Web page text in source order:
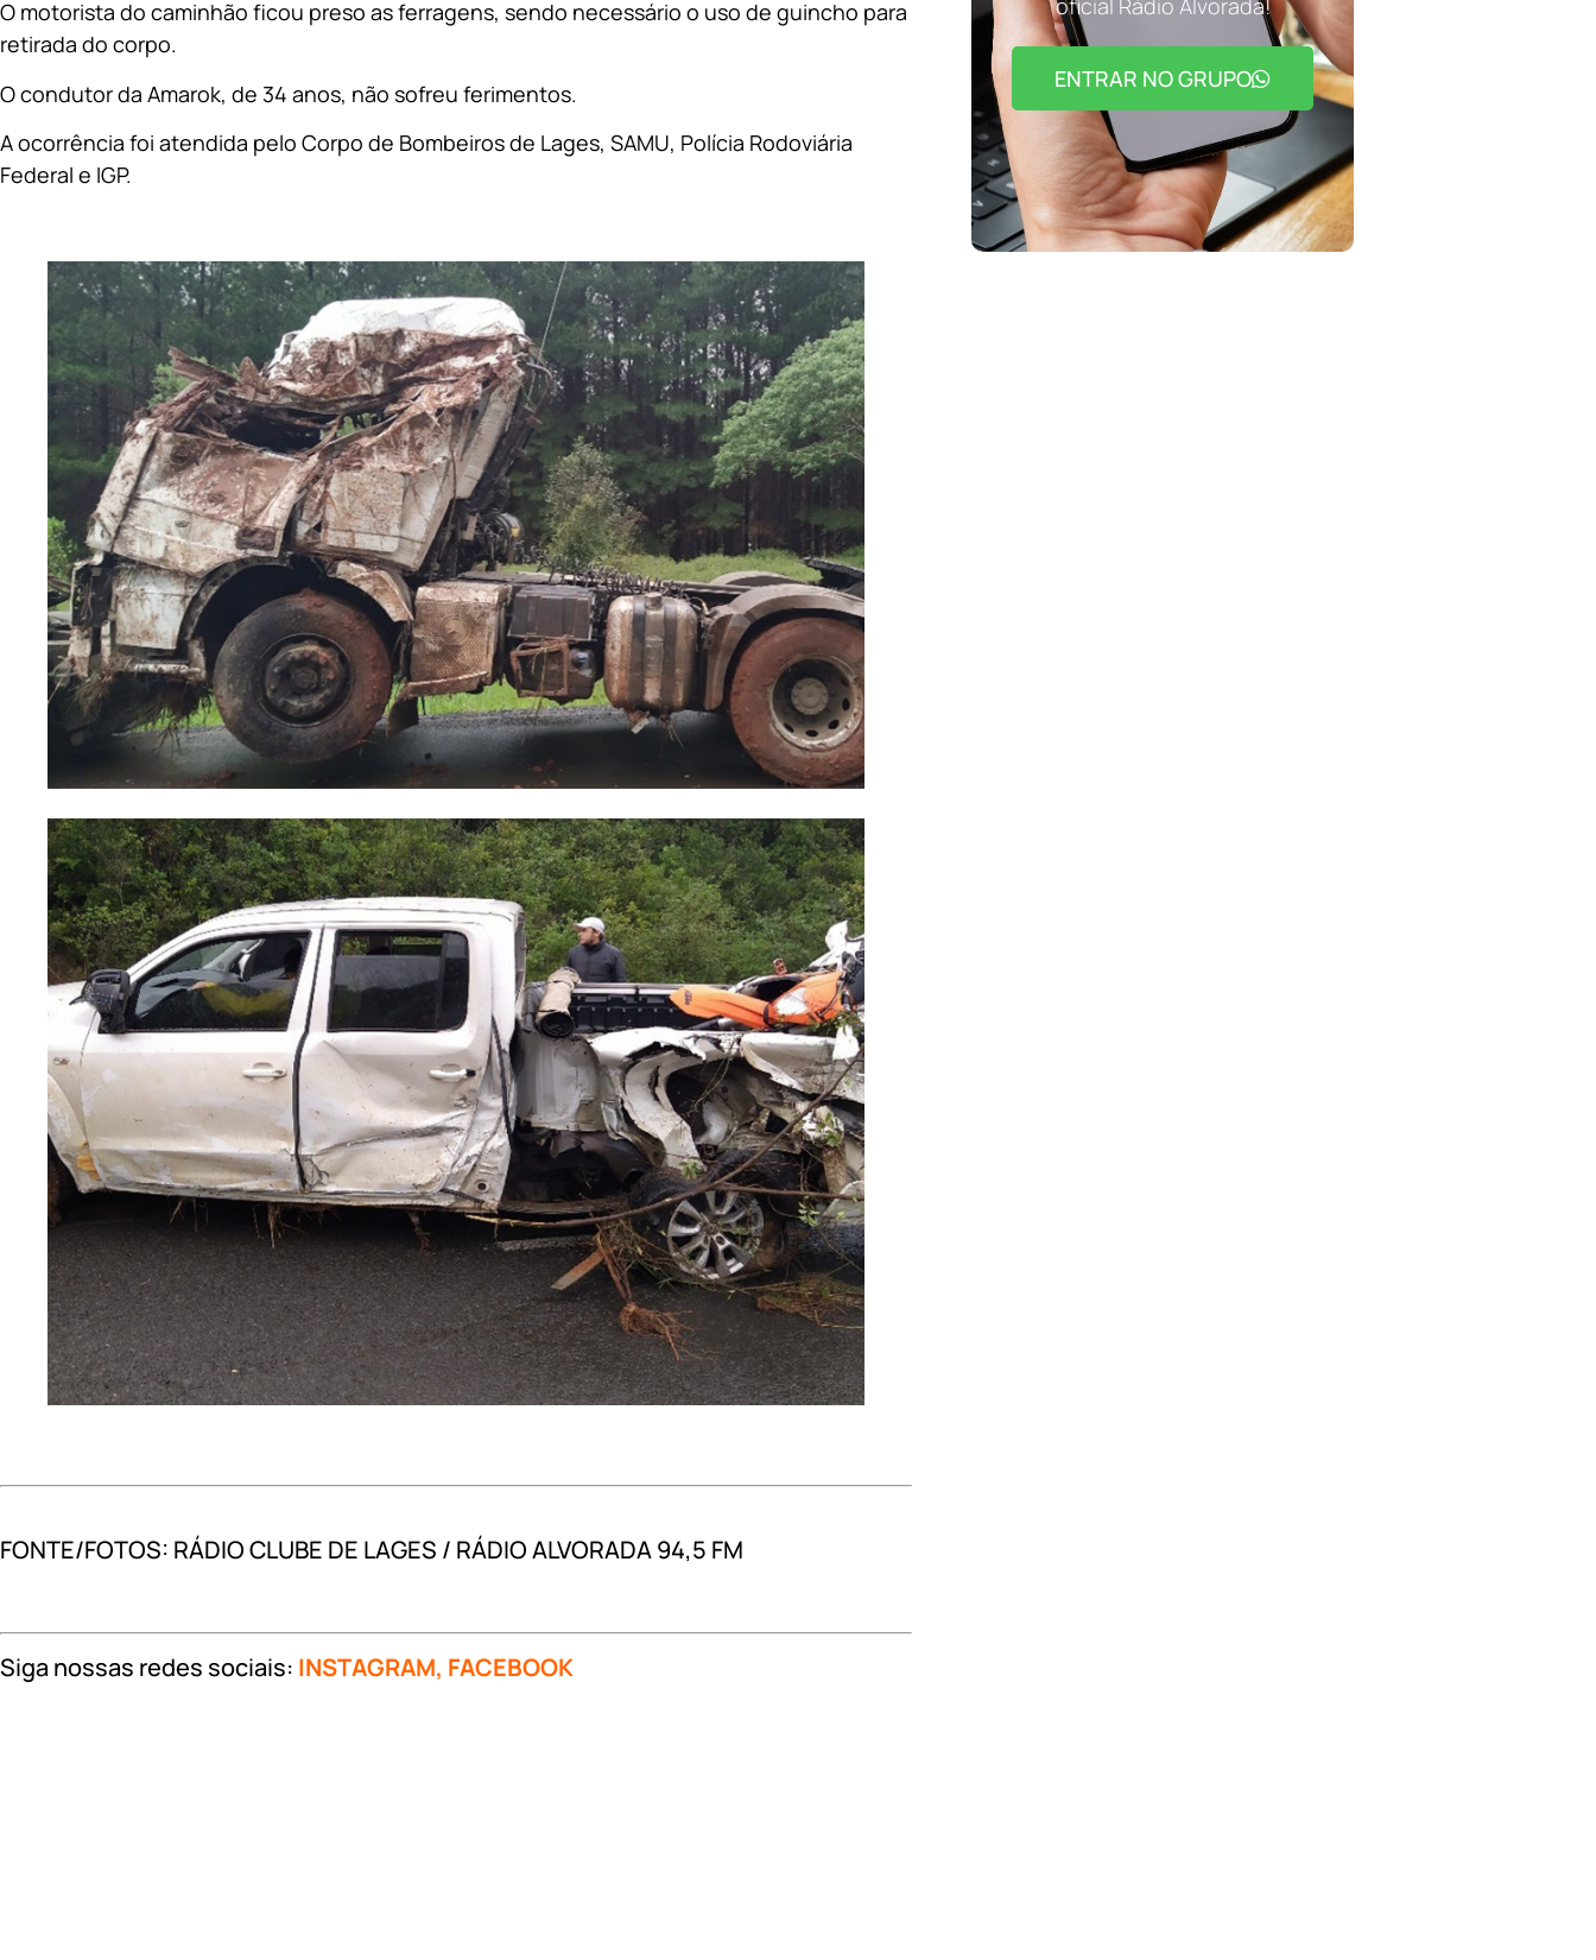
O motorista do caminhão ficou preso as ferragens, sendo necessário o uso de guincho para
retirada do corpo.
O condutor da Amarok, de 34 anos, não sofreu ferimentos.
A ocorrência foi atendida pelo Corpo de Bombeiros de Lages, SAMU, Polícia Rodoviária
Federal e IGP.
FONTE/FOTOS: RÁDIO CLUBE DE LAGES / RÁDIO ALVORADA 94,5 FM
Siga nossas redes sociais: INSTAGRAM, FACEBOOK
oficial Rádio Alvorada!
ENTRAR NO GRUPO